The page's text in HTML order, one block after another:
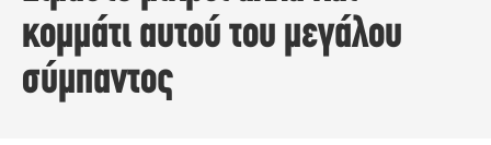
κομμάτι αυτού του μεγάλου
σύμπαντος